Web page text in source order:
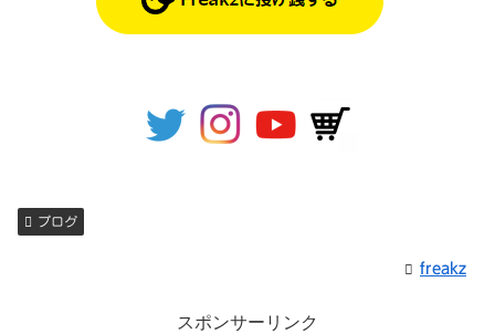
ブログ
freakz
スポンサーリンク